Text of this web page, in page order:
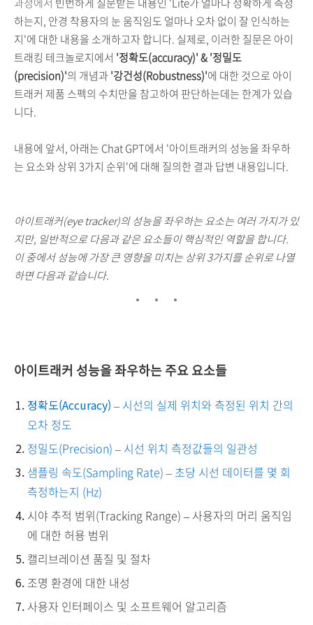
하는지, 안경 착용자의 눈 움직임도 얼마나 오차 없이 잘 인식하는
지'에 대한 내용을 소개하고자 합니다. 실제로, 이러한 질문은 아이
트래킹 테크놀로지에서 '정확도(accuracy)' & '정밀도
(precision)'의 개념과 '강건성(Robustness)'에 대한 것으로 아이
트래커 제품 스펙의 수치만을 참고하여 판단하는데는 한계가 있습
니다.
내용에 앞서, 아래는 Chat GPT에서 '아이트래커의 성능을 좌우하
는 요소와 상위 3가지 순위'에 대해 질의한 결과 답변 내용입니다.
아이트래커(eye tracker)의 성능을 좌우하는 요소는 여러 가지가 있
지만, 일반적으로 다음과 같은 요소들이 핵심적인 역할을 합니다.
이 중에서 성능에 가장 큰 영향을 미치는 상위 3가지를 순위로 나열
하면 다음과 같습니다.
아이트래커 성능을 좌우하는 주요 요소들
정확도(Accuracy) – 시선의 실제 위치와 측정된 위치 간의
오차 정도
정밀도(Precision) – 시선 위치 측정값들의 일관성
샘플링 속도(Sampling Rate) – 초당 시선 데이터를 몇 회
측정하는지 (Hz)
시야 추적 범위(Tracking Range) – 사용자의 머리 움직임
에 대한 허용 범위
캘리브레이션 품질 및 절차
조명 환경에 대한 내성
사용자 인터페이스 및 소프트웨어 알고리즘